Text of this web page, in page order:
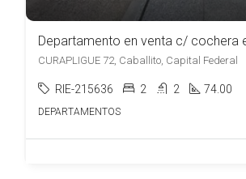
Departamento en venta c/ cochera
CURAPLIGUE 72, Caballito, Capital Federal
RIE-215636 2 2 74.00
DEPARTAMENTOS